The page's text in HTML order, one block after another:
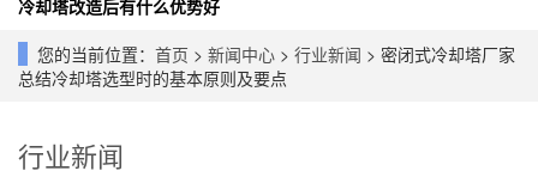
冷却塔改造后有什么优势好
您的当前位置： 首页 > 新闻中心 > 行业新闻 > 密闭式冷却塔厂家
总结冷却塔选型时的基本原则及要点
行业新闻